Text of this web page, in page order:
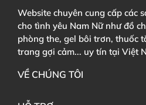
Website chuyên cung cấp các
cho tình yêu Nam Nữ như đồ
phòng the, gel bôi trơn, thuốc
trang gợi cảm... uy tín tại Việt
VỀ CHÚNG TÔI